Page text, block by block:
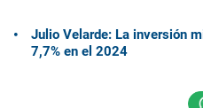
Julio Velarde: La inversión
7,7% en el 2024